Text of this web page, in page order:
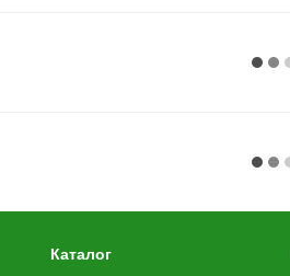
Каталог